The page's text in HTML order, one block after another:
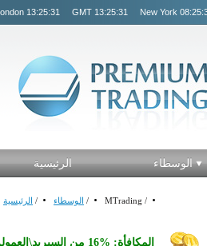
13:25:31 GMT 13:25:31 New York
الرئيسية الوسطاء
الرئيسية / الوسطاء / MTrading /
المكافأة: %16 من السبريد\العمولة